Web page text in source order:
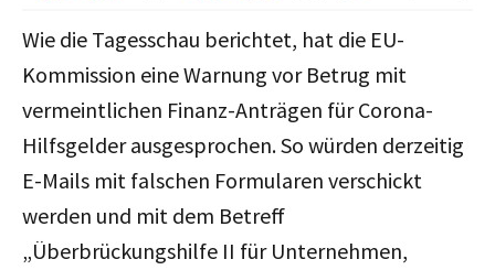
Wie die Tagesschau berichtet, hat die EU-
Kommission eine Warnung vor Betrug mit
vermeintlichen Finanz-Anträgen für Corona-
Hilfsgelder ausgesprochen. So würden derzeitig
E-Mails mit falschen Formularen verschickt
werden und mit dem Betreff
„Überbrückungshilfe II für Unternehmen,